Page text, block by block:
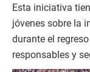
Esta iniciativa
jóvenes sobre la
durante el
responsables y